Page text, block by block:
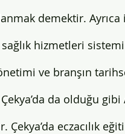
demektir.
hizmetleri
ve branşın
Çekya’da da olduğu
Çekya’da eczacılık